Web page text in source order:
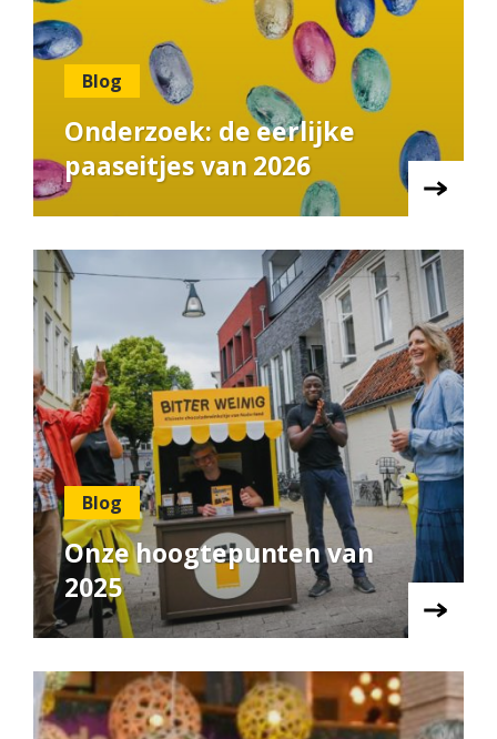
Blog
Onderzoek: de eerlijke
paaseitjes van 2026
Blog
Onze hoogtepunten van
2025